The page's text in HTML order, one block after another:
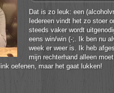
Dat is zo leuk: een
Iedereen vindt het zo stoer
steeds vaker wordt
eens win/win (-;. Ik ben nu
week er weer is. Ik heb
mijn rechterhand alleen
oefenen, maar het gaat lukken!